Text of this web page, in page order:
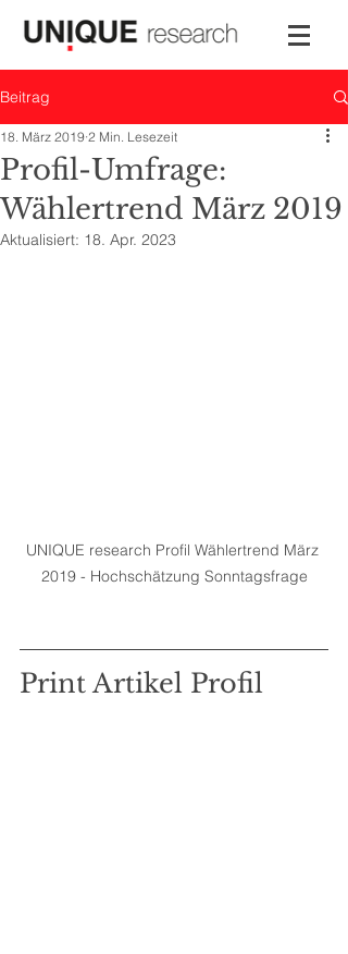
Beitrag
Profil-Umfrage:
Wählertrend März 2019
18. März 2019 2 Min. Lesezeit
Aktualisiert: 18. Apr. 2023
UNIQUE research Profil Wählertrend März
2019 - Hochschätzung Sonntagsfrage
Print Artikel Profil